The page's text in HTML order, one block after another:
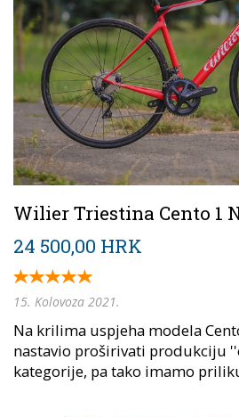
Wilier Triestina Cento 1
24 500,00 HRK
15. Kolovoza 2021.
Na krilima uspjeha modela
nastavio proširivati produkciju
kategorije, pa tako imamo